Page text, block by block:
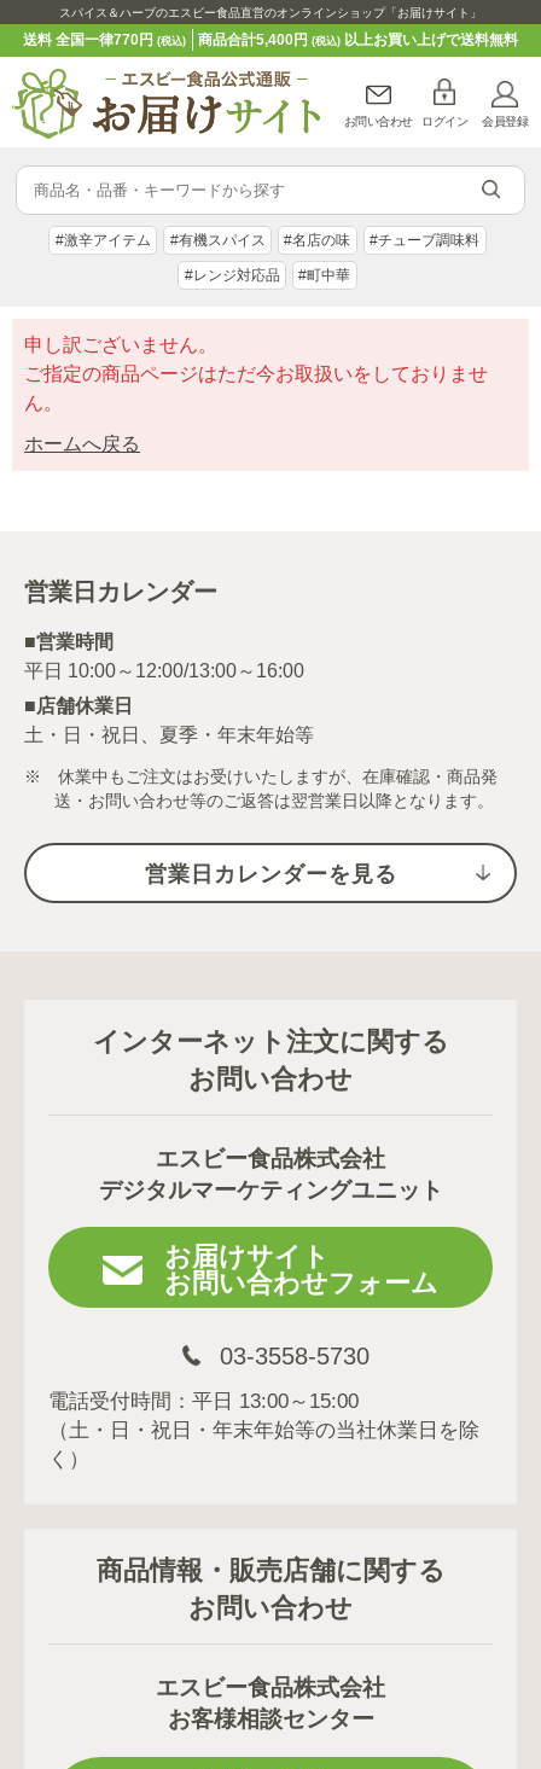
スパイス＆ハーブのエスビー食品直営のオンラインショップ「お届けサイト」
送料 全国一律770円(税込) 商品合計5,400円 (税込)以上お買い上げで送料無料
お問い合わせ ログイン 会員登録
#激辛アイテム #有機スパイス #名店の味 #チューブ調味料
#レンジ対応品 #町中華
申し訳ございません。
ご指定の商品ページはただ今お取扱いをしておりませ
ん。
ホームへ戻る
営業日カレンダー
■営業時間
■店舗休業日
土・日・祝日、夏季・年末年始等
※ 休業中もご注文はお受けいたしますが、在庫確認・商品発
送・お問い合わせ等のご返答は翌営業日以降となります。
営業日カレンダーを見る
インターネット注文に関する
お問い合わせ
エスビー食品株式会社
デジタルマーケティングユニット
お届けサイト
お問い合わせフォーム
03-3558-5730
電話受付時間：平日 13:00～15:00
（土・日・祝日・年末年始等の当社休業日を除
く）
商品情報・販売店舗に関する
お問い合わせ
エスビー食品株式会社
お客様相談センター